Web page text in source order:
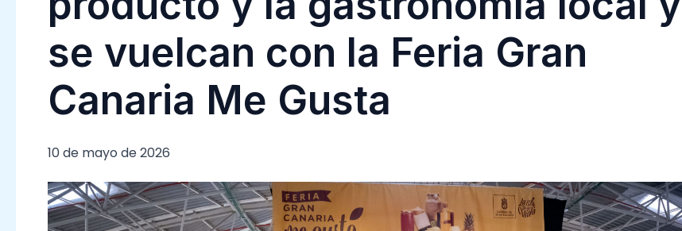
se vuelcan con la Feria Gran
Canaria Me Gusta
10 de mayo de 2026